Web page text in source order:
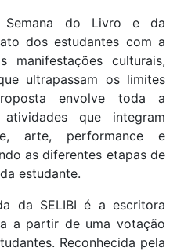
Semana do Livro e da
dos estudantes com a
manifestações culturais,
ultrapassam os limites
envolve toda a
que integram
arte, performance e
as diferentes etapas de
estudante.
da SELIBI é a escritora
a partir de uma votação
Reconhecida pela